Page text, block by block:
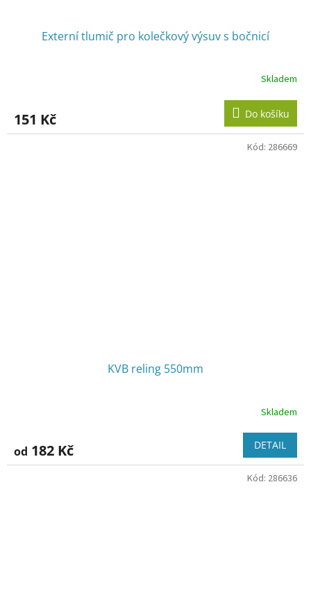
Externí tlumič pro kolečkový výsuv s bočnicí
Skladem
151 Kč Do košíku
KVB reling 550mm
Skladem
od 182 Kč DETAIL
Kód: 286669
Kód: 286636